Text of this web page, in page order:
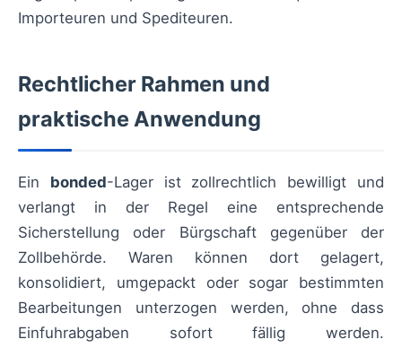
Importeuren und Spediteuren.
Rechtlicher Rahmen und
praktische Anwendung
Ein bonded-Lager ist zollrechtlich bewilligt und
verlangt in der Regel eine entsprechende
Sicherstellung oder Bürgschaft gegenüber der
Zollbehörde. Waren können dort gelagert,
konsolidiert, umgepackt oder sogar bestimmten
Bearbeitungen unterzogen werden, ohne dass
Einfuhrabgaben sofort fällig werden.